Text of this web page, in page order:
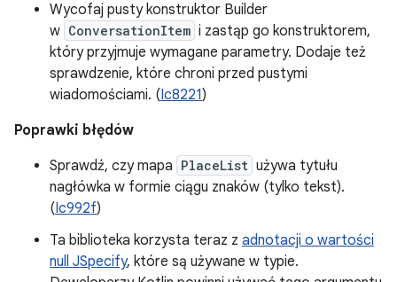
Wycofaj pusty konstruktor Builder
w ConversationItem i zastąp go konstruktorem,
który przyjmuje wymagane parametry. Dodaje też
sprawdzenie, które chroni przed pustymi
wiadomościami. (Ic8221)
Poprawki błędów
Sprawdź, czy mapa PlaceList używa tytułu
nagłówka w formie ciągu znaków (tylko tekst).
(Ic992f)
Ta biblioteka korzysta teraz z adnotacji o wartości
null JSpecify, które są używane w typie.